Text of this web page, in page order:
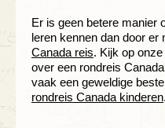
Er is geen betere manier
leren kennen dan door er
Canada reis. Kijk op
over een rondreis
vaak een geweldige
rondreis Canada kinderen.